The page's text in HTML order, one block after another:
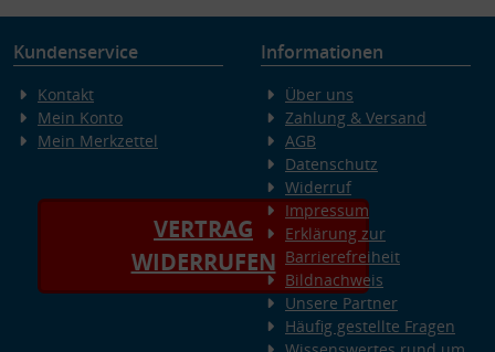
Kundenservice
Kontakt
Mein Konto
Mein Merkzettel
VERTRAG
WIDERRUFEN
Informationen
Über uns
Zahlung & Versand
AGB
Datenschutz
Widerruf
Impressum
Erklärung zur
Barrierefreiheit
Bildnachweis
Unsere Partner
Häufig gestellte Fragen